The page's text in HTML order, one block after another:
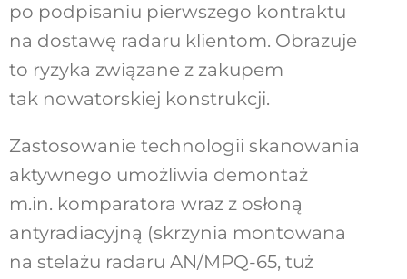
po podpisaniu pierwszego kontraktu
na dostawę radaru klientom. Obrazuje
to ryzyka związane z zakupem
tak nowatorskiej konstrukcji.
Zastosowanie technologii skanowania
aktywnego umożliwia demontaż
m.in. komparatora wraz z osłoną
antyradiacyjną (skrzynia montowana
na stelażu radaru AN/MPQ-65, tuż